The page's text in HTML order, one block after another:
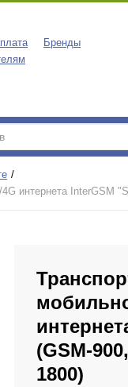
Бренды
интернета InterGSM
(GSM-
1800)